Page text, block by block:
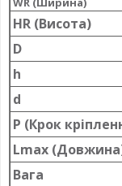
HR (Висота)
D
h
d
P (Крок
Lmax
Вага